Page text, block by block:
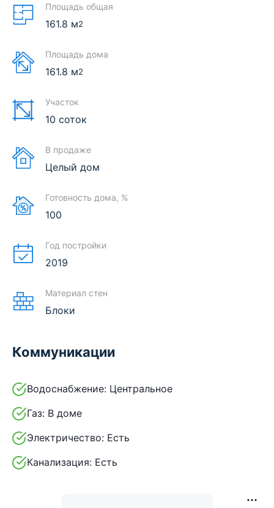
Площадь общая
161.8 м2
Площадь дома
161.8 м2
Участок
10 соток
В продаже
Целый дом
Готовность дома, %
100
Год постройки
2019
Материал стен
Блоки
Коммуникации
Водоснабжение: Центральное
Газ: В доме
Электричество: Есть
Канализация: Есть